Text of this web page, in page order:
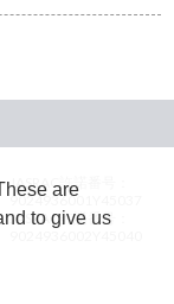
JASRAC許諾番号：
9024936001Y45037
JASRAC許諾番号：
are
to give us